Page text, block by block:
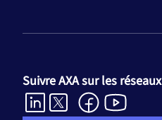
Suivre AXA sur les réseaux